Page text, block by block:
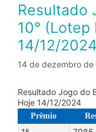
Resultado
10° (Lotep
14/12/2024
14 de dezembro de
Resultado Jogo do
Hoje 14/12/2024
Prêmio